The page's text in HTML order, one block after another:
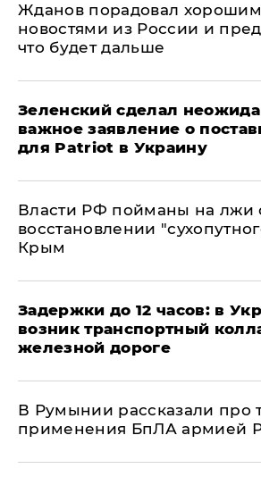
Жданов порадовал
новостями из России и
что будет дальше
Зеленский сделал
важное заявление о
для Patriot в Украину
Власти РФ пойманы на лжи
восстановлении
Крым
Задержки до 12 часов: в
возник транспортный
железной дороге
В Румынии рассказали про
применения БпЛА армией